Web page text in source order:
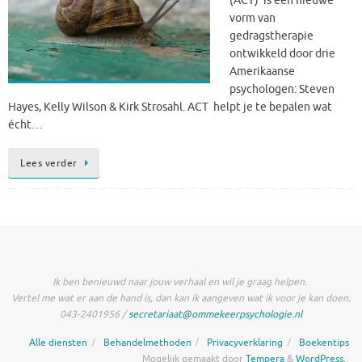
vorm van
gedragstherapie
ontwikkeld door drie
Amerikaanse
psychologen: Steven
Hayes, Kelly Wilson & Kirk Strosahl. ACT helpt je te bepalen wat
écht…
Lees verder
Ik ben benieuwd naar jouw verhaal en wil je graag helpen.
Vertel me wat er aan de hand is, dan kan ik aangeven wat ik voor je kan doen.
043-2401956 /secretariaat@ommekeerpsychologie.nl
Alle diensten Behandelmethoden Privacyverklaring
Boekentips
Mogelijk gemaakt doorTempera&WordPress.